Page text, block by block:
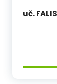
uč. FALIS